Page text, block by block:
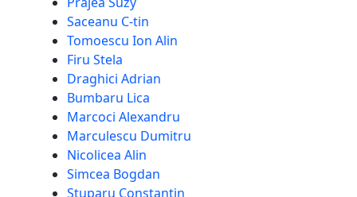
Saceanu C-tin
Tomoescu Ion Alin
Firu Stela
Draghici Adrian
Bumbaru Lica
Marcoci Alexandru
Marculescu Dumitru
Nicolicea Alin
Simcea Bogdan
Stuparu Constantin